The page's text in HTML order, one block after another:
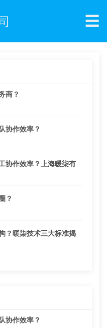
☰
商？
协作效率？
协作效率？上海暖柒有
？
？暖柒技术三大标准揭
协作效率？